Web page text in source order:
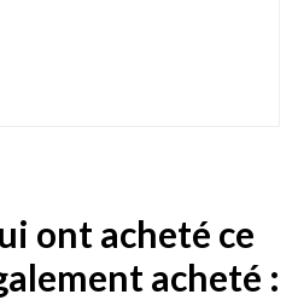
ont acheté ce
acheté :